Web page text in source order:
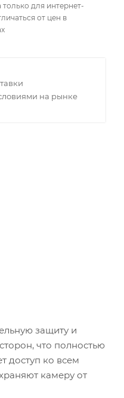
на рынке
защиту и
что полностью
доступ ко всем
камеру от
для интернет-
от цен в